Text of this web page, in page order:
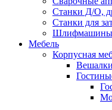
Станки Д/О,
Станки для
Шлифмашины
Мебель
Корпусная
Вешалки